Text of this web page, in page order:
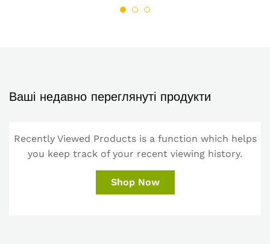
Ваші недавно переглянуті продукти
Recently Viewed Products is a function which helps
you keep track of your recent viewing history.
Shop Now